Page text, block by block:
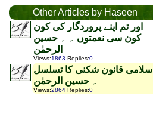
Other Articles by Haseen
اور تم اپنے پروردگار کی کون
کون سی نعمتوں ۔ ۔ حسین
الرحمٰن
Views:1863 Replies:0
اسلامی قانون شکنی کا تسلسل
۔ حسین الرحمٰن
Views:2864 Replies:0